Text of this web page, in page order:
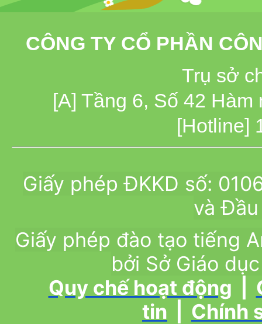
CÔNG TY CỔ PHẦN
Trụ sở
[A] Tầng 6, Số 42
[Hotline]
Giấy phép ĐKKD số:
và
Giấy phép đào tạo tiếng
bởi Sở Giáo
Quy chế hoạt động
tin
Chính